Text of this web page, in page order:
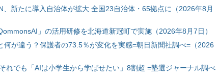
、新たに導入自治体が拡大 全国23自治体・65拠点に（2026年8月
」の活用研修を北海道新冠町で実施（2026年8月7日）
何が違う？保護者の73.5％が変化を実感=朝日新聞社調べ=（2026
れでも「AIは小学生から学ばせたい」8割超 =塾選ジャーナル調べ